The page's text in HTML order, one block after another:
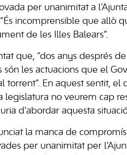
per unanimitat a
“És incomprensible que allò
de les Illes Balears”.
que, “dos anys després
són les actuacions que el
torrent”. En aquest sentit,
legislatura no veurem cap
d’abordar aquesta
la manca de
per unanimitat per